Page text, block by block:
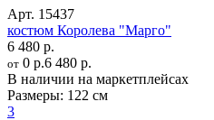
Арт. 15437
костюм Королева "Марго"
6 480 р.
от 0 р.6 480 р.
В наличии на маркетплейсах
Размеры: 122 см
3